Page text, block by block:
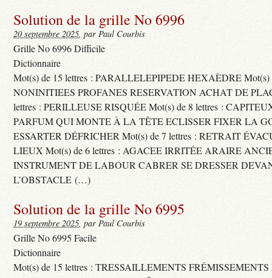
Solution de la grille No 6996
20 septembre 2025, par Paul Courbis
Grille No 6996 Difficile
Dictionnaire
Mot(s) de 15 lettres : PARALLELEPIPEDE HEXAÈDRE Mot(s)
NONINITIEES PROFANES RESERVATION ACHAT DE
lettres : PERILLEUSE RISQUÉE Mot(s) de 8 lettres :
PARFUM QUI MONTE À LA TÊTE ECLISSER FIXER LA
ESSARTER DÉFRICHER Mot(s) de 7 lettres : RETRAIT
LIEUX Mot(s) de 6 lettres : AGACEE IRRITÉE ARAIRE
INSTRUMENT DE LABOUR CABRER SE DRESSER
L’OBSTACLE (…)
Solution de la grille No 6995
19 septembre 2025, par Paul Courbis
Grille No 6995 Facile
Dictionnaire
Mot(s) de 15 lettres : TRESSAILLEMENTS FRÉMISSEMENTS